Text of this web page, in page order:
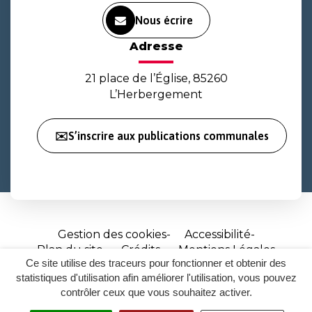
Ce site utilise des traceurs pour fonctionner et obtenir des
statistiques d'utilisation afin améliorer l'utilisation, vous pouvez
contrôler ceux que vous souhaitez activer.
Nous écrire
Adresse
21 place de l’Église, 85260
L’Herbergement
✉️S’inscrire aux publications communales
Gestion des cookies
Accessibilité
Plan du site
Crédits
Mentions Légales
Site
réalisé
par